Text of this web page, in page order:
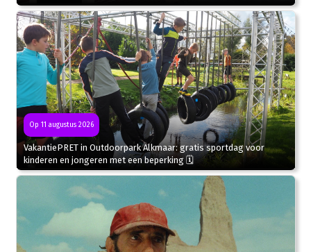
Op 11 augustus 2026
VakantiePRET in Outdoorpark Alkmaar: gratis sportdag voor
kinderen en jongeren met een beperking 🗓